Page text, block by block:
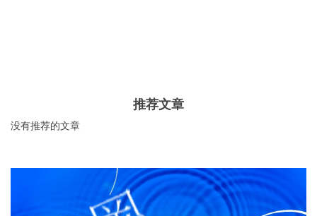
推荐文章
没有推荐的文章